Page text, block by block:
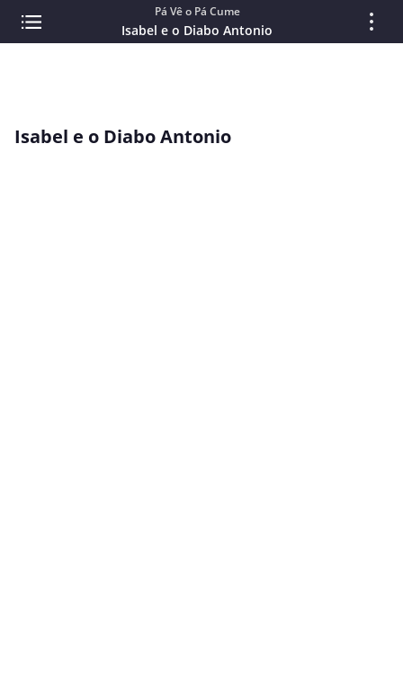
Pá Vê o Pá Cume
Isabel e o Diabo Antonio
Isabel e o Diabo Antonio